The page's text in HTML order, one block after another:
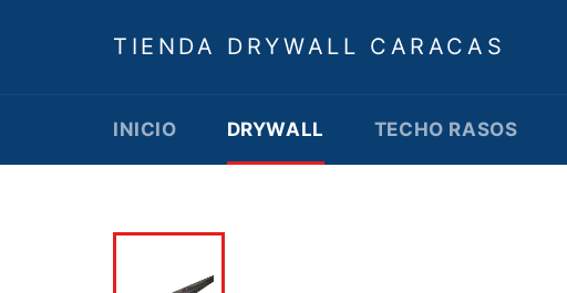
directamenteTIENDA DRYWALL CARACAS
INICIO DRYWALL TECHO RASOS